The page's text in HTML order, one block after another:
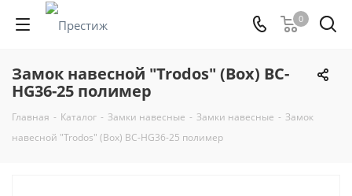
0
Замок навесной "Trodos" (Box) BC-
HG36-25 полимер
Главная - Каталог - Замки навесные - Замки навесные - Замок
навесной "Trodos" (Box) BC-HG36-25 полимер